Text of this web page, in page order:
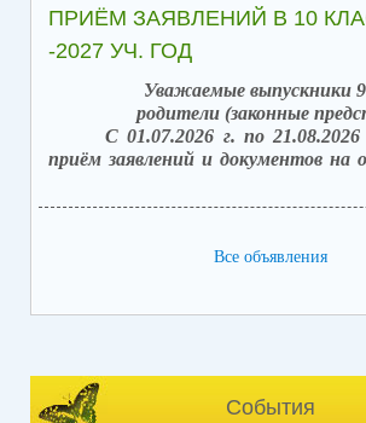
ПРИЁМ ЗАЯВЛЕНИЙ В 10
-2027 УЧ. ГОД
Уважаемые выпускники
родители (законные
С 01.07.2026 г. по 21.08.2026
приём заявлений и документов на
класс (после получения
общем образовании).
Способы подачи заявлений:
использованием АИС
занесением заявления в
посредством единого портала
Все объявления
События